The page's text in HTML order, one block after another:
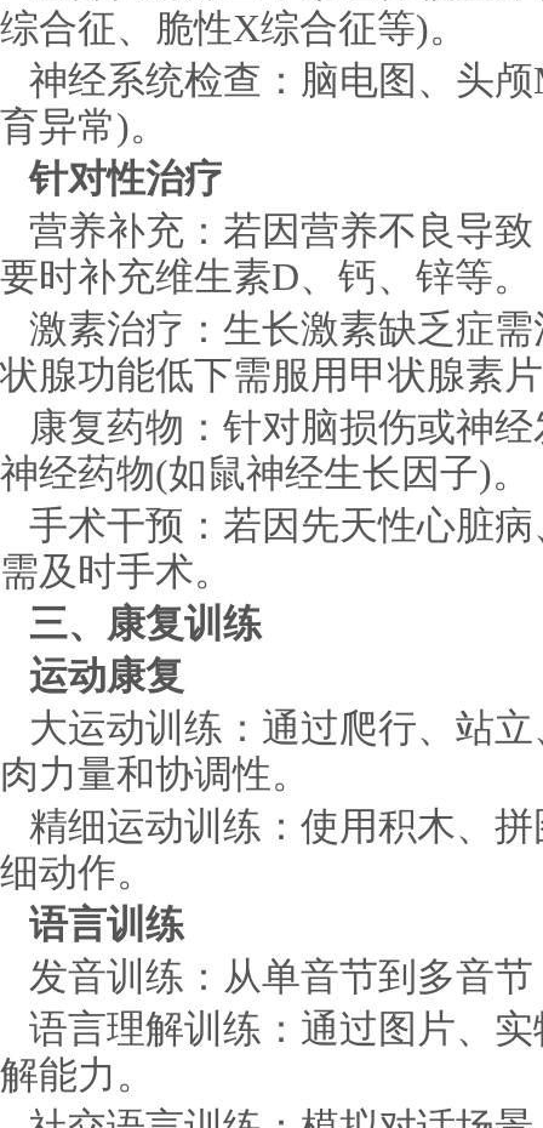
综合征、脆性X综合征等)。
神经系统检查：脑电图、头
育异常)。
针对性治疗
营养补充：若因营养不良导
要时补充维生素D、钙、锌等。
激素治疗：生长激素缺乏症
状腺功能低下需服用甲状腺素
康复药物：针对脑损伤或神
神经药物(如鼠神经生长因子)。
手术干预：若因先天性心脏
需及时手术。
三、康复训练
运动康复
大运动训练：通过爬行、站
肉力量和协调性。
精细运动训练：使用积木、
细动作。
语言训练
发音训练：从单音节到多音
语言理解训练：通过图片、
解能力。